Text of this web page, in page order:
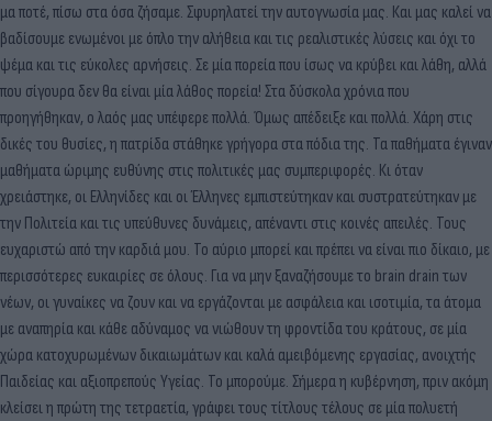
μα ποτέ, πίσω στα όσα ζήσαμε. Σφυρηλατεί την αυτογνωσία μας. Και μας καλεί να
βαδίσουμε ενωμένοι με όπλο την αλήθεια και τις ρεαλιστικές λύσεις και όχι το
ψέμα και τις εύκολες αρνήσεις. Σε μία πορεία που ίσως να κρύβει και λάθη, αλλά
που σίγουρα δεν θα είναι μία λάθος πορεία! Στα δύσκολα χρόνια που
προηγήθηκαν, ο λαός μας υπέφερε πολλά. Όμως απέδειξε και πολλά. Χάρη στις
δικές του θυσίες, η πατρίδα στάθηκε γρήγορα στα πόδια της. Τα παθήματα έγιναν
μαθήματα ώριμης ευθύνης στις πολιτικές μας συμπεριφορές. Κι όταν
χρειάστηκε, οι Ελληνίδες και οι Έλληνες εμπιστεύτηκαν και συστρατεύτηκαν με
την Πολιτεία και τις υπεύθυνες δυνάμεις, απέναντι στις κοινές απειλές. Τους
ευχαριστώ από την καρδιά μου. Το αύριο μπορεί και πρέπει να είναι πιο δίκαιο, με
περισσότερες ευκαιρίες σε όλους. Για να μην ξαναζήσουμε το brain drain των
νέων, οι γυναίκες να ζουν και να εργάζονται με ασφάλεια και ισοτιμία, τα άτομα
με αναπηρία και κάθε αδύναμος να νιώθουν τη φροντίδα του κράτους, σε μία
χώρα κατοχυρωμένων δικαιωμάτων και καλά αμειβόμενης εργασίας, ανοιχτής
Παιδείας και αξιοπρεπούς Υγείας. Το μπορούμε. Σήμερα η κυβέρνηση, πριν ακόμη
κλείσει η πρώτη της τετραετία, γράφει τους τίτλους τέλους σε μία πολυετή